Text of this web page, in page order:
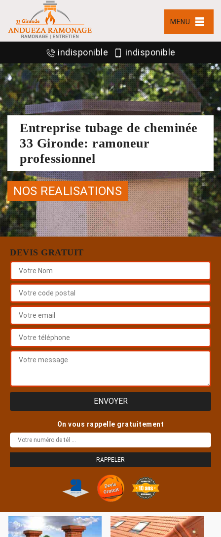
MENU
indisponible indisponible
Entreprise tubage de cheminée
33 Gironde: ramoneur
professionnel
NOS REALISATIONS
DEVIS GRATUIT
On vous rappelle gratuitement